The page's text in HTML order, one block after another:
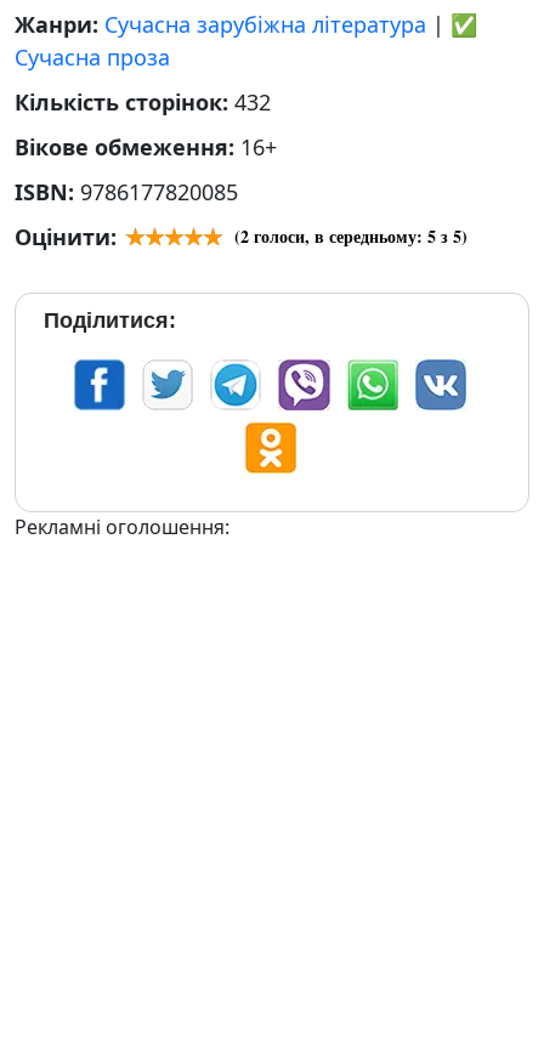
Жанри: Сучасна зарубіжна література | ✅
Сучасна проза
Кількість сторінок: 432
Вікове обмеження: 16+
ISBN: 9786177820085
Оцінити:
(2голоси, в середньому: 5з 5)
Поділитися:
Рекламні оголошення: